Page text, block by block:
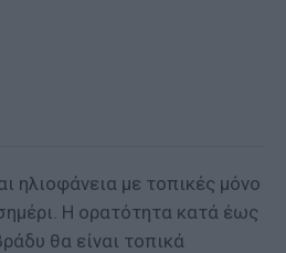
ηλιοφάνεια με τοπικές μόνο
Η ορατότητα κατά έως
θα είναι τοπικά